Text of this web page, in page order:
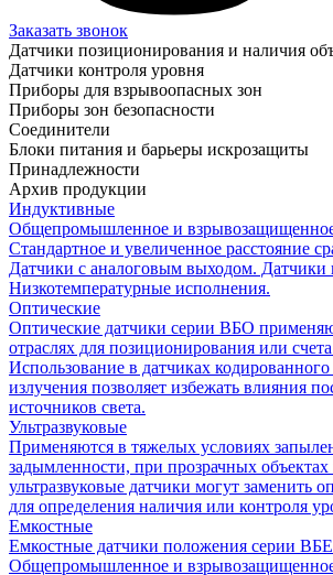
Заказать звонок
Датчики позиционирования и наличия
Датчики контроля уровня
Приборы для взрывоопасных зон
Приборы зон безопасности
Соединители
Блоки питания и барьеры искрозащиты
Принадлежности
Архив продукции
Индуктивные
Общепромышленное и
Стандартное и увеличенное расстояние
Датчики с аналоговым выходом. Датчики
Низкотемпературные исполнения.
Оптические
Оптические датчики серии ВБО
отраслях для позиционирования или
Использование в датчиках
излучения позволяет избежать влияния
источников света.
Ультразвуковые
Применяются в тяжелых условиях
задымленности, при прозрачных объектах
ультразвуковые датчики могут заменить
для определения наличия или контроля
Емкостные
Емкостные датчики положения серии
Общепромышленное и